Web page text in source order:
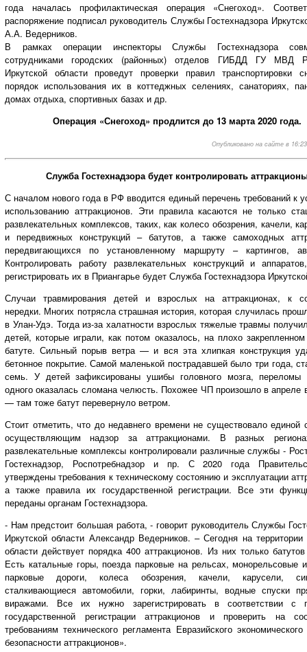
года началась профилактическая операция «Снегоход».
распоряжение подписал руководитель Службы Гостехнадзора
А.А. Ведерников.
В рамках операции инспекторы Службы Гостехнадзора
сотрудниками городских (районных) отделов ГИБДД ГУ МВД
Иркутской области проведут проверки правил транспортировки
порядок использования их в коттеджных селениях, санаториях,
домах отдыха, спортивных базах и др.
Операция «Снегоход» продлится до 13 марта 2020 года.
Опубликовано на сайте в
Служба Гостехнадзора будет контролировать
С началом нового года в РФ вводится единый перечень требований к
использованию аттракционов. Эти правила касаются не только
развлекательных комплексов, таких, как колесо обозрения, качели,
и передвижных конструкций – батутов, а также самоходных
передвигающихся по установленному маршруту – картингов,
Контролировать работу развлекательных конструкций и
регистрировать их в Приангарье будет Служба Гостехнадзора
Случаи травмирования детей и взрослых на аттракционах, к
нередки. Многих потрясла страшная история, которая случилась
в Улан-Удэ. Тогда из-за халатности взрослых тяжелые травмы
детей, которые играли, как потом оказалось, на плохо
батуте. Сильный порыв ветра — и вся эта хлипкая конструкция
бетонное покрытие. Самой маленькой пострадавшей было три года,
семь. У детей зафиксированы ушибы головного мозга, переломы
одного оказалась сломана челюсть. Похожее ЧП произошло в апреле
— там тоже батут перевернуло ветром.
Стоит отметить, что до недавнего времени не существовало единой
осуществляющим надзор за аттракционами. В разных
развлекательные комплексы контролировали различные службы -
Гостехнадзор, Роспотребнадзор и пр. С 2020 года
утверждены требования к техническому состоянию и эксплуатации
а также правила их государственной регистрации. Все эти
переданы органам Гостехнадзора.
- Нам предстоит большая работа, - говорит руководитель Службы
Иркутской области Александр Ведерников. – Сегодня на территории
области действует порядка 400 аттракционов. Из них только
Есть катальные горы, поезда парковые на рельсах, монорельсовые
парковые дороги, колеса обозрения, качели, карусели,
сталкивающиеся автомобили, горки, лабиринты, водные спуски
виражами. Все их нужно зарегистрировать в соответствии с
государственной регистрации аттракционов и проверить на
требованиям технического регламента Евразийского
безопасности аттракционов».